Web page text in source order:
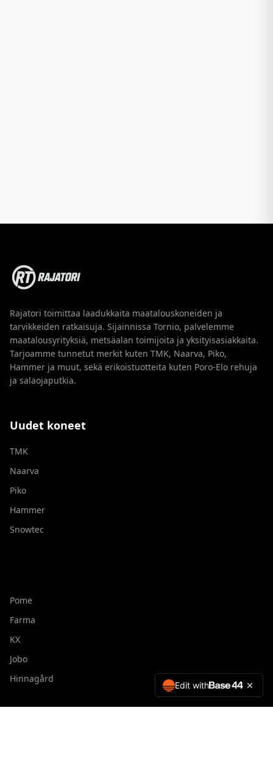
Rajatori toimittaa laadukkaita maatalouskoneiden ja
tarvikkeiden ratkaisuja. Sijainnissa Tornio, palvelemme
maatalousyrityksiä, metsäalan toimijoita ja yksityisasiakkaita.
Tarjoamme tunnetut merkit kuten TMK, Naarva, Piko,
Hammer ja muut, sekä erikoistuotteita kuten Poro-Elo rehuja
ja salaojaputkia.
Uudet koneet
TMK
Naarva
Piko
Hammer
Snowtec
Pome
Farma
KX
Jobo
Hinnagård
Edit with